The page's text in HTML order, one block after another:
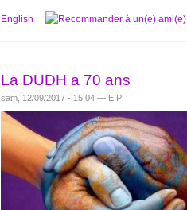
English
La DUDH a 70 ans
sam, 12/09/2017 - 15:04 — EIP